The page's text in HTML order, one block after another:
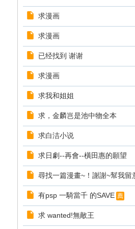
求漫画
求漫画
已经找到 谢谢
求漫画
求我和姐姐
求，金麟岂是池中物全本
求白洁小说
求日劇--再會--橫田惠的願望
尋找一篇漫畫~！謝謝~幫我留
有psp 一騎當千 的SAVE 薦
求 wanted!無敵王